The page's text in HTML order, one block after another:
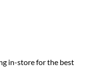
in-store for the best